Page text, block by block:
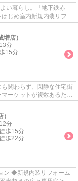
い暮らし。「地下鉄赤
じめ室内新規内装リフォ
店）
分
15分
関わらず、閑静な住宅街
ーケットが複数あるた
分
歩15分
歩22分
ン ◆新規内装リフォーム